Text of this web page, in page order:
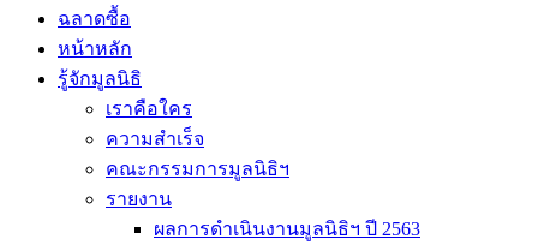
ฉลาดซื้อ
หน้าหลัก
รู้จักมูลนิธิ
เราคือใคร
ความสำเร็จ
คณะกรรมการมูลนิธิฯ
รายงาน
ผลการดำเนินงานมูลนิธิฯ ปี 2563